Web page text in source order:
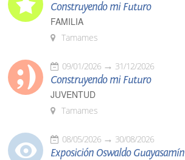
Construyendo mi Futuro
FAMILIA
Tamames
09/01/2026 31/12/2026
Construyendo mi Futuro
JUVENTUD
Tamames
08/05/2026 30/08/2026
Exposición Oswaldo Guayasamín